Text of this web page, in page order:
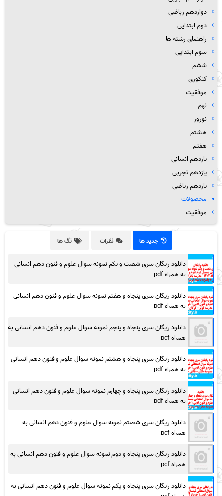
دوازدهم رباضی
دوم ابتدایی
راهنمای رشته ها
سوم ابتدایی
ششم
کنکوری
موفقیت
نهم
نوروز
هشتم
هفتم
یازدهم انسانی
یازدهم تجربی
یازدهم ریاضی
محصولات
موفقیت
جدید ها نظرات تگ ها
دانلود رایگان سری شصت و یکم نمونه سوال علوم و فنون دهم انسانی
به همراه pdf
دانلود رایگان سری پنجاه و هفتم نمونه سوال علوم و فنون دهم انسانی
به همراه pdf
دانلود رایگان سری پنجاه و پنجم نمونه سوال علوم و فنون دهم انسانی به
همراه pdf
دانلود رایگان سری پنجاه و هشتم نمونه سوال علوم و فنون دهم انسانی
به همراه pdf
دانلود رایگان سری پنجاه و چهارم نمونه سوال علوم و فنون دهم انسانی
به همراه pdf
دانلود رایگان سری شصتم نمونه سوال علوم و فنون دهم انسانی به
همراه pdf
دانلود رایگان سری پنجاه و دوم نمونه سوال علوم و فنون دهم انسانی به
همراه pdf
دانلود رایگان سری پنجاه و یکم نمونه سوال علوم و فنون دهم انسانی به